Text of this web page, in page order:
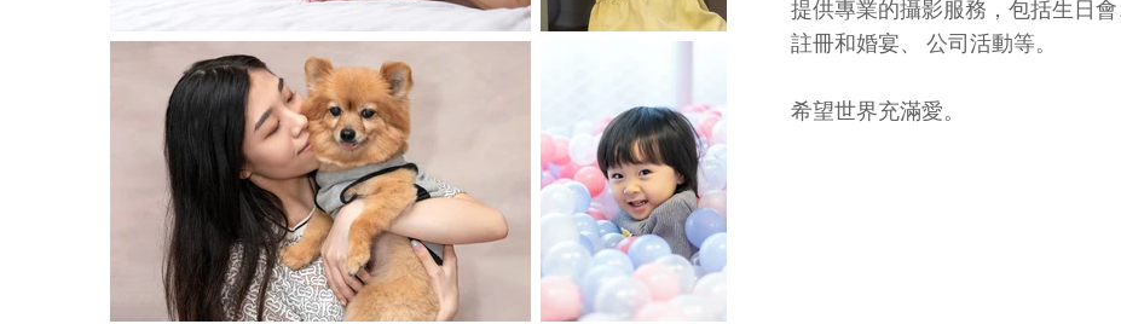
提供專業的攝影服務，包括生日
註冊和婚宴、 公司活動等。
希望世界充滿愛。